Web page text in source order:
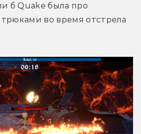
б Quake была про
во время отстрела